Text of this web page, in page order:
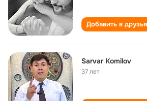
Добавить в друзья
Sarvar Komilov
37 лет